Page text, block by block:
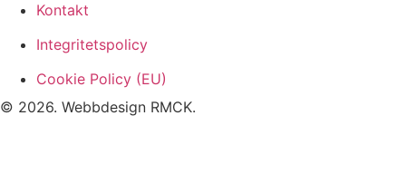
Kontakt
Integritetspolicy
Cookie Policy (EU)
© 2026. Webbdesign RMCK.